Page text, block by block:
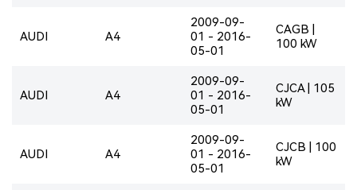
AUDI A4
2009-09-
01 - 2016-
05-01
CAGB |
100 kW
AUDI A4
2009-09-
01 - 2016-
05-01
CJCA | 105
kW
AUDI A4
2009-09-
01 - 2016-
05-01
CJCB | 100
kW